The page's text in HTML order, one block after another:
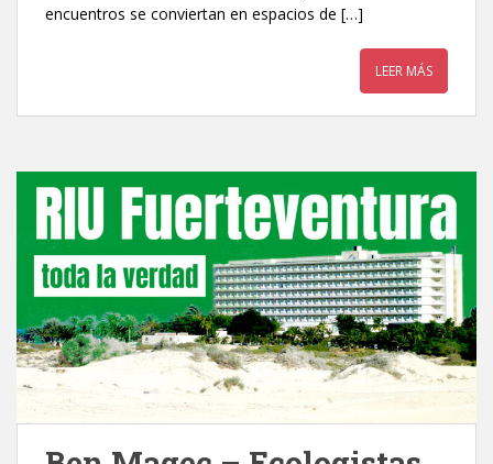
encuentros se conviertan en espacios de […]
LEER MÁS